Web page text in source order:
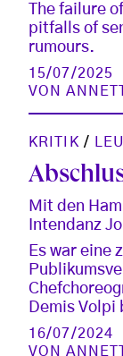
The failure
pitfalls of
rumours.
15/07/2025
VON
KRITIK /
Mit den
Intendanz
Es war eine
Demis Volpi
16/07/2024
VON